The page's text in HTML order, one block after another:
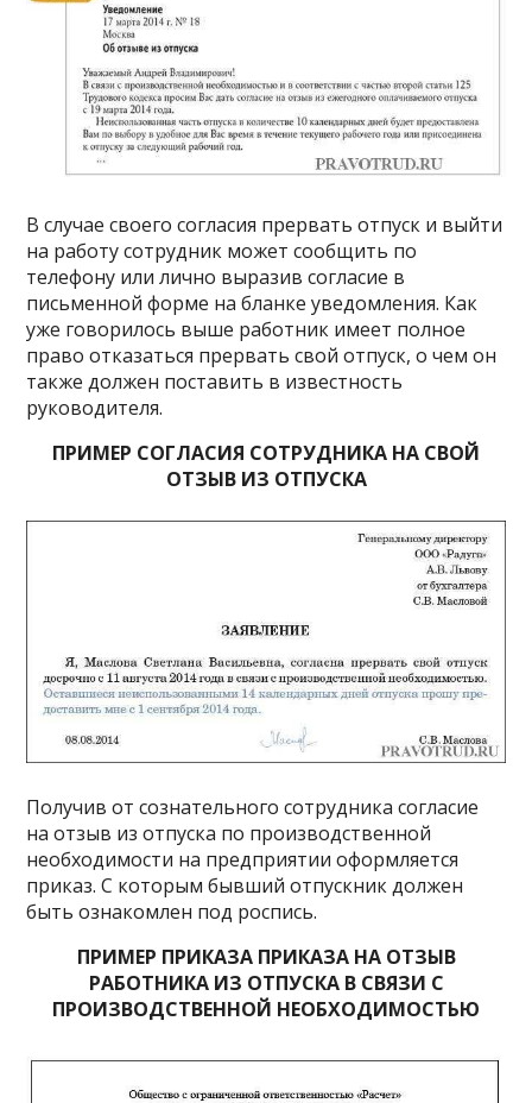
В случае своего согласия прервать отпуск и выйти
на работу сотрудник может сообщить по
телефону или лично выразив согласие в
письменной форме на бланке уведомления. Как
уже говорилось выше работник имеет полное
право отказаться прервать свой отпуск, о чем он
также должен поставить в известность
руководителя.
ПРИМЕР СОГЛАСИЯ СОТРУДНИКА НА СВОЙ
ОТЗЫВ ИЗ ОТПУСКА
Получив от сознательного сотрудника согласие
на отзыв из отпуска по производственной
необходимости на предприятии оформляется
приказ. С которым бывший отпускник должен
быть ознакомлен под роспись.
ПРИМЕР ПРИКАЗА ПРИКАЗА НА ОТЗЫВ
РАБОТНИКА ИЗ ОТПУСКА В СВЯЗИ С
ПРОИЗВОДСТВЕННОЙ НЕОБХОДИМОСТЬЮ